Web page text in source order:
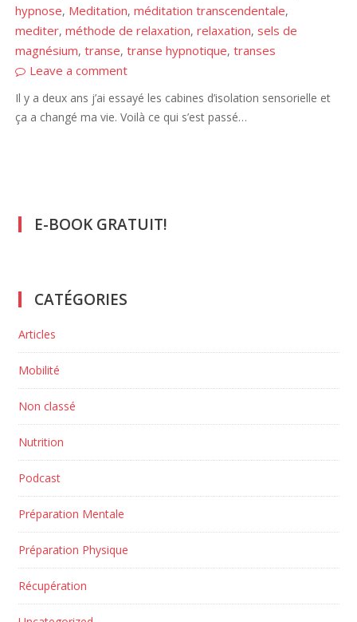
hypnose, Meditation,méditation transcendentale,
mediter,méthode de relaxation,relaxation,sels de
magnésium,transe,transe hypnotique,transes
Leave a comment
Il y a deux ans j’ai essayé les cabines d’isolation sensorielle et
ça a changé ma vie. Voilà ce qui s’est passé…
E-BOOK GRATUIT!
CATÉGORIES
Articles
Mobilité
Non classé
Nutrition
Podcast
Préparation Mentale
Préparation Physique
Récupération